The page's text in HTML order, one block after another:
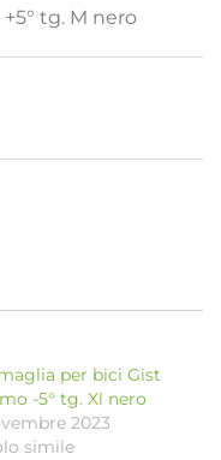
tg. M nero
per bici Gist
-5° tg. Xl nero
2023
simile